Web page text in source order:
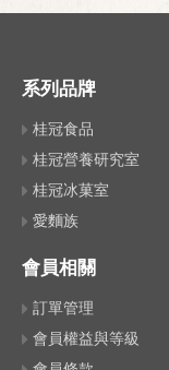
系列品牌
桂冠食品
桂冠營養研究室
桂冠冰菓室
愛麵族
會員相關
訂單管理
會員權益與等級